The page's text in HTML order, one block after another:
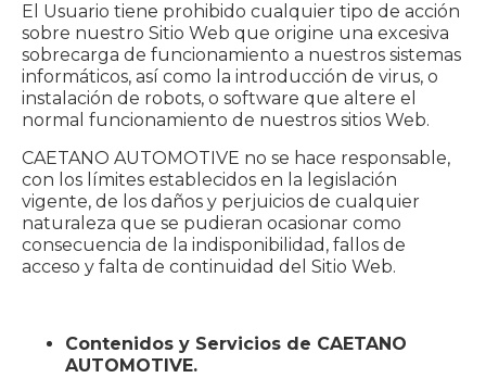
El Usuario tiene prohibido cualquier tipo de acción
sobre nuestro Sitio Web que origine una excesiva
sobrecarga de funcionamiento a nuestros sistemas
informáticos, así como la introducción de virus, o
instalación de robots, o software que altere el
normal funcionamiento de nuestros sitios Web.
CAETANO AUTOMOTIVE no se hace responsable,
con los límites establecidos en la legislación
vigente, de los daños y perjuicios de cualquier
naturaleza que se pudieran ocasionar como
consecuencia de la indisponibilidad, fallos de
acceso y falta de continuidad del Sitio Web.
Contenidos y Servicios de CAETANO
AUTOMOTIVE.